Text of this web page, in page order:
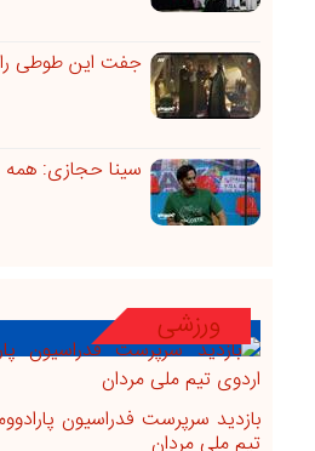
جفت این طوطی را
سینا حجازی: همه
ورزشی
بازدید سرپرست فدراسیون